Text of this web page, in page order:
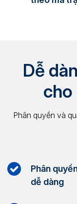
Dễ
cho
Phân quyền và
Phân
dễ dàng